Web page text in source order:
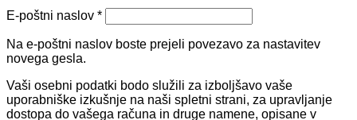
E-poštni naslov *Zahtevano
Na e-poštni naslov boste prejeli povezavo za nastavitev
novega gesla.
Vaši osebni podatki bodo služili za izboljšavo vaše
uporabniške izkušnje na naši spletni strani, za upravljanje
dostopa do vašega računa in druge namene, opisane v